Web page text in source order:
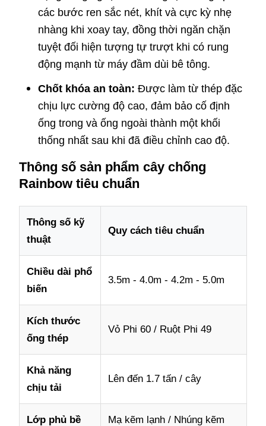
các bước ren sắc nét, khít và cực kỳ nhẹ
nhàng khi xoay tay, đồng thời ngăn chặn
tuyệt đối hiện tượng tự trượt khi có rung
động mạnh từ máy đầm dùi bê tông.
Chốt khóa an toàn: Được làm từ thép đặc
chịu lực cường độ cao, đảm bảo cố định
ống trong và ống ngoài thành một khối
thống nhất sau khi đã điều chỉnh cao độ.
Thông số sản phẩm cây chống
Rainbow tiêu chuẩn
Thông số kỹ
thuật
Quy cách tiêu chuẩn
Chiều dài phổ
biến
3.5m - 4.0m - 4.2m - 5.0m
Kích thước
ống thép
Vỏ Phi 60 / Ruột Phi 49
Khả năng
chịu tải
Lên đến 1.7 tấn / cây
Lớp phủ bề
Mạ kẽm lạnh / Nhúng kẽm